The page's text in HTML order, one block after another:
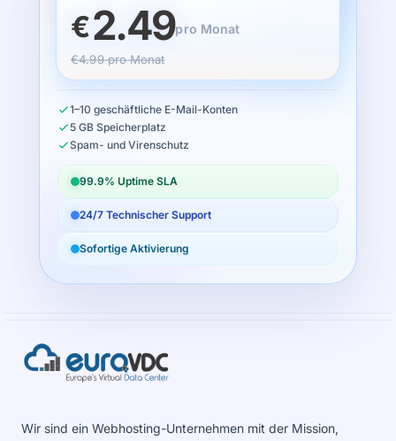
€2.49pro Monat
€4.99 pro Monat
1–10 geschäftliche E-Mail-Konten
5 GB Speicherplatz
Spam- und Virenschutz
99.9% Uptime SLA
24/7 Technischer Support
Sofortige Aktivierung
Wir sind ein Webhosting-Unternehmen mit der Mission,